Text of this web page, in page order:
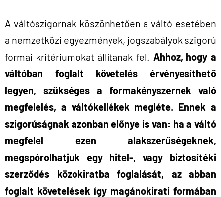
A váltószigornak köszönhetően a váltó esetében
a nemzetközi egyezmények, jogszabályok szigorú
formai kritériumokat állítanak fel. Ahhoz, hogy a
váltóban foglalt követelés érvényesíthető
legyen, szükséges a formakényszernek való
megfelelés, a váltókellékek megléte. Ennek a
szigorúságnak azonban előnye is van: ha a váltó
megfelel ezen alakszerűségeknek,
megspórolhatjuk egy hitel-, vagy biztosítéki
szerződés közokiratba foglalását, az abban
foglalt követelések így magánokirati formában